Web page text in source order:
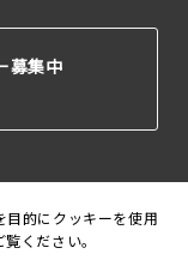
目的にクッキーを使用
覧ください。
募集中
賃貸住宅居住者総